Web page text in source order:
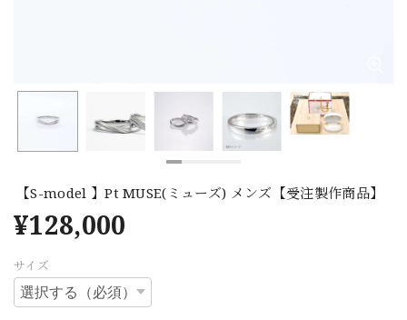
【S-model 】Pt MUSE(ミューズ) メンズ【受注製作商品】
¥128,000
サイズ